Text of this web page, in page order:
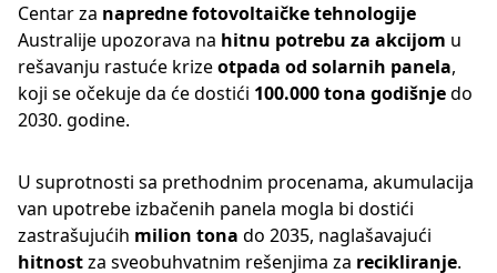
Centar za napredne fotovoltaičke tehnologije
Australije upozorava na hitnu potrebu za akcijom u
rešavanju rastuće krizeotpada od solarnih panela,
koji se očekuje da će dostići 100.000 tona godišnjedo
2030. godine.
U suprotnosti sa prethodnim procenama, akumulacija
van upotrebe izbačenih panela mogla bi dostići
zastrašujućih milion tona do 2035, naglašavajući
hitnostza sveobuhvatnim rešenjima za recikliranje.